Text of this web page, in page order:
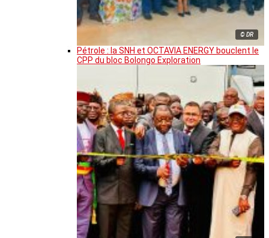
© DR
Pétrole : la SNH et OCTAVIA ENERGY bouclent le
CPP du bloc Bolongo Exploration